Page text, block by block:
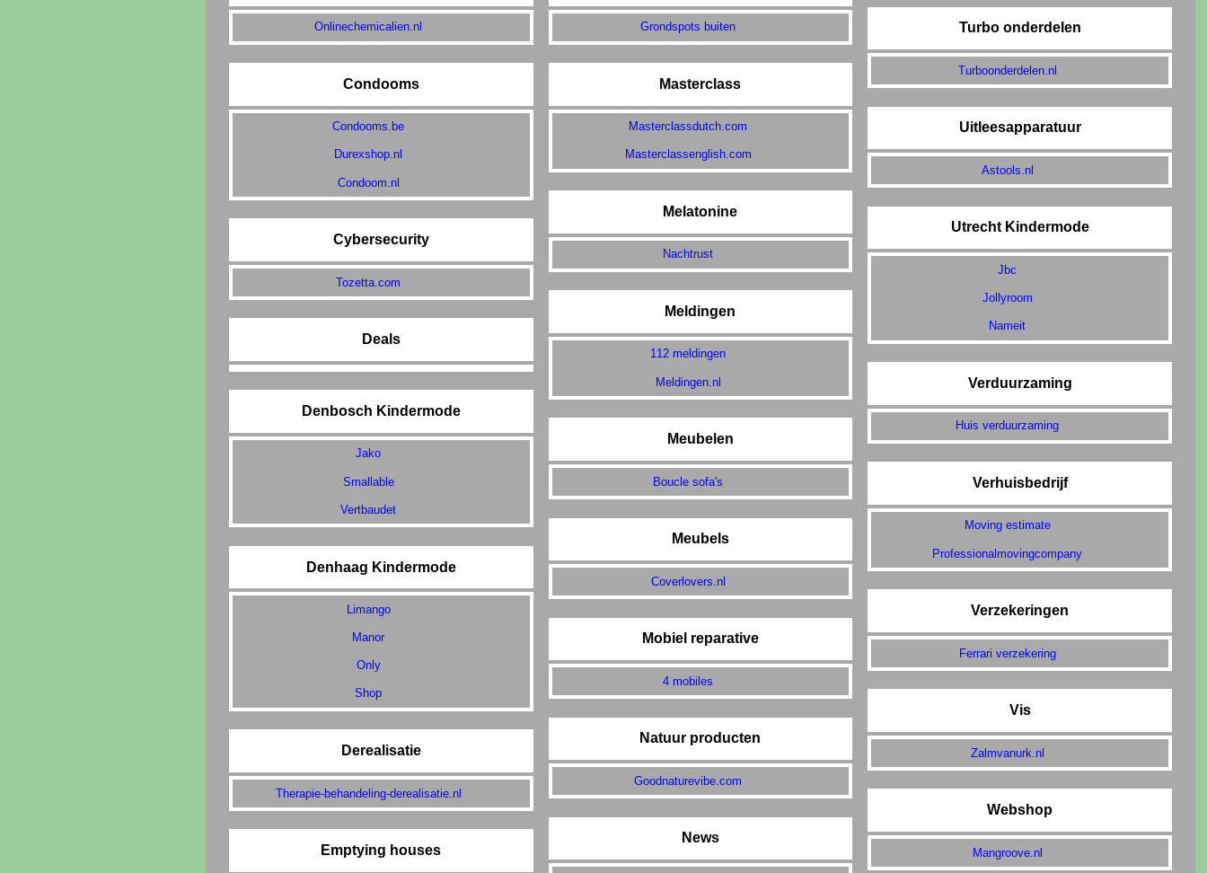
Onlinechemicalien.nl
Condooms
Condooms.be
Durexshop.nl
Condoom.nl
Cybersecurity
Tozetta.com
Deals
Denbosch Kindermode
Jako
Smallable
Vertbaudet
Denhaag Kindermode
Limango
Manor
Only
Shop
Derealisatie
Therapie-behandeling-derealisatie.nl
Emptying houses
Grondspots buiten
Masterclass
Masterclassdutch.com
Masterclassenglish.com
Melatonine
Nachtrust
Meldingen
112 meldingen
Meldingen.nl
Meubelen
Boucle sofa's
Meubels
Coverlovers.nl
Mobiel reparative
4 mobiles
Natuur producten
Goodnaturevibe.com
News
Turbo onderdelen
Turboonderdelen.nl
Uitleesapparatuur
Astools.nl
Utrecht Kindermode
Jbc
Jollyroom
Nameit
Verduurzaming
Huis verduurzaming
Verhuisbedrijf
Moving estimate
Professionalmovingcompany
Verzekeringen
Ferrari verzekering
Vis
Zalmvanurk.nl
Webshop
Mangroove.nl